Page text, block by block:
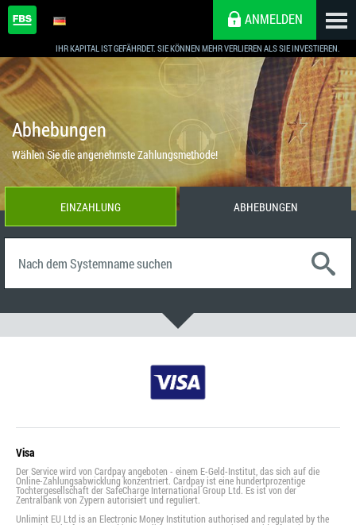
IHR KAPITAL IST GEFÄHRDET. SIE KÖNNEN MEHR VERLIEREN ALS SIE INVESTIEREN.
ANMELDEN
Abhebungen
Wählen Sie die angenehmste Zahlungsmethode!
EINZAHLUNG ABHEBUNGEN
Visa
Der Service wird von Cardpay angeboten - einem E-Geld-Institut, das sich auf die
Online-Zahlungsabwicklung konzentriert. Cardpay ist eine hundertprozentige
Tochtergesellschaft der SafeCharge International Group Ltd. Es ist von der
Zentralbank von Zypern autorisiert und reguliert.
Unlimint EU Ltd is an Electronic Money Institution authorised and regulated by the